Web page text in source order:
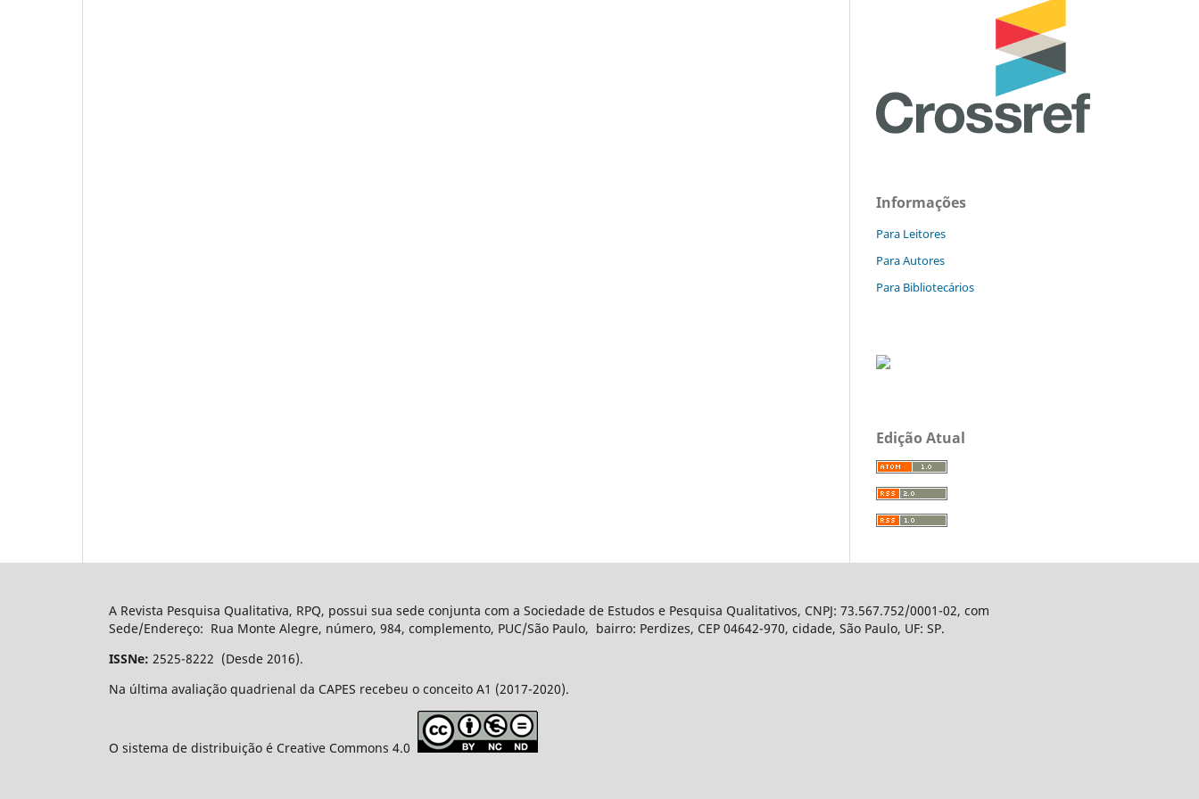
Informações
Para Leitores
Para Autores
Para Bibliotecários
Edição Atual
A Revista Pesquisa Qualitativa, RPQ, possui sua sede conjunta com a Sociedade de Estudos e Pesquisa Qualitativos, CNPJ: 73.567.752/0001-02, com
Sede/Endereço: Rua Monte Alegre, número, 984, complemento, PUC/São Paulo, bairro: Perdizes, CEP 04642-970, cidade, São Paulo, UF: SP.
ISSNe: 2525-8222 (Desde 2016).
Na última avaliação quadrienal da CAPES recebeu o conceito A1 (2017-2020).
O sistema de distribuição é Creative Commons 4.0